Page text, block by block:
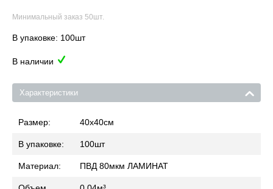
Минимальный заказ 50шт.
В упаковке: 100шт
В наличии
Характеристики
Размер: 40x40см
В упаковке: 100шт
Материал: ПВД 80мкм ЛАМИНАТ